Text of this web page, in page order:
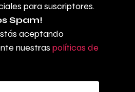
para suscriptores.
Spam!
aceptando
nuestras políticas de